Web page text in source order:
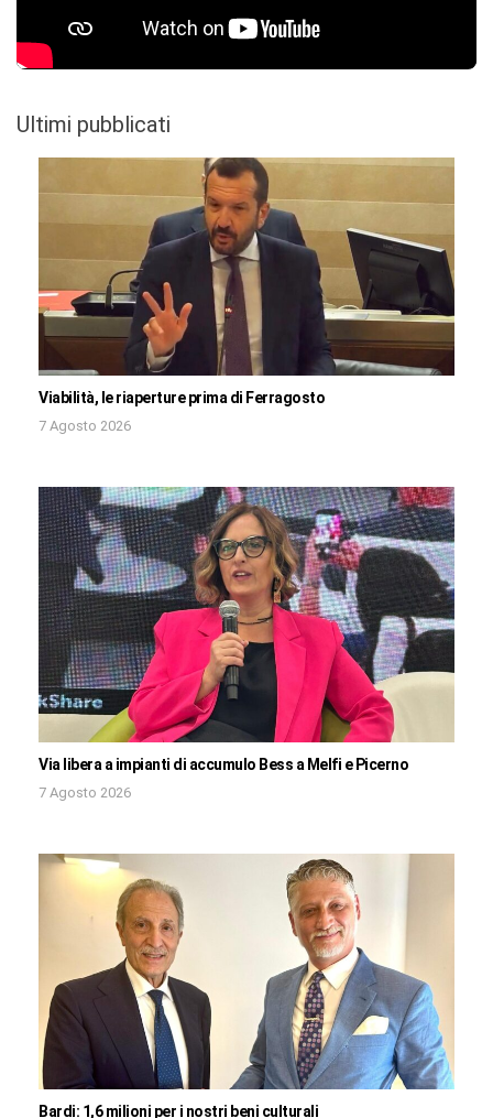
Ultimi pubblicati
Viabilità, le riaperture prima di Ferragosto
7 Agosto 2026
Via libera a impianti di accumulo Bess a Melfi e Picerno
7 Agosto 2026
Bardi: 1,6 milioni per i nostri beni culturali